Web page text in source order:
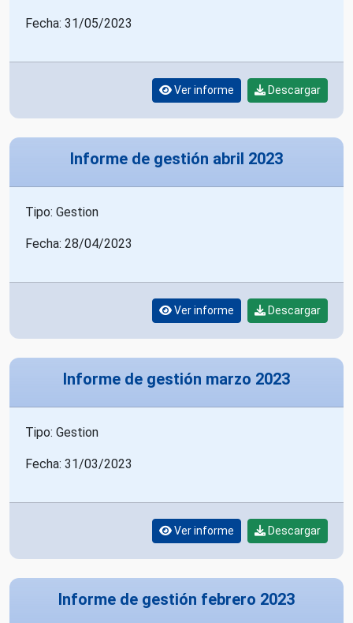
Fecha: 31/05/2023
Ver informe Descargar
Informe de gestión abril 2023
Tipo: Gestion
Fecha: 28/04/2023
Ver informe Descargar
Informe de gestión marzo 2023
Tipo: Gestion
Fecha: 31/03/2023
Ver informe Descargar
Informe de gestión febrero 2023